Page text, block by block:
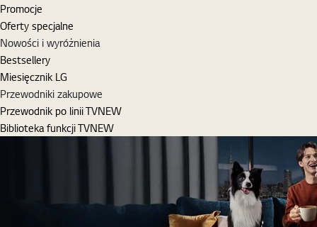
Promocje
Oferty specjalne
Nowości i wyróżnienia
Bestsellery
Miesięcznik LG
Przewodniki zakupowe
Przewodnik po linii TVNEW
Biblioteka funkcji TVNEW